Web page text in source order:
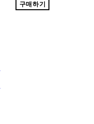
구매하기